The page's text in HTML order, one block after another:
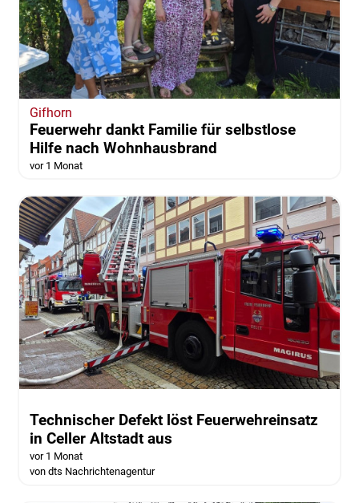
Gifhorn
Feuerwehr dankt Familie für selbstlose
Hilfe nach Wohnhausbrand
vor 1 Monat
Technischer Defekt löst Feuerwehreinsatz
in Celler Altstadt aus
vor 1 Monat
von dts Nachrichtenagentur